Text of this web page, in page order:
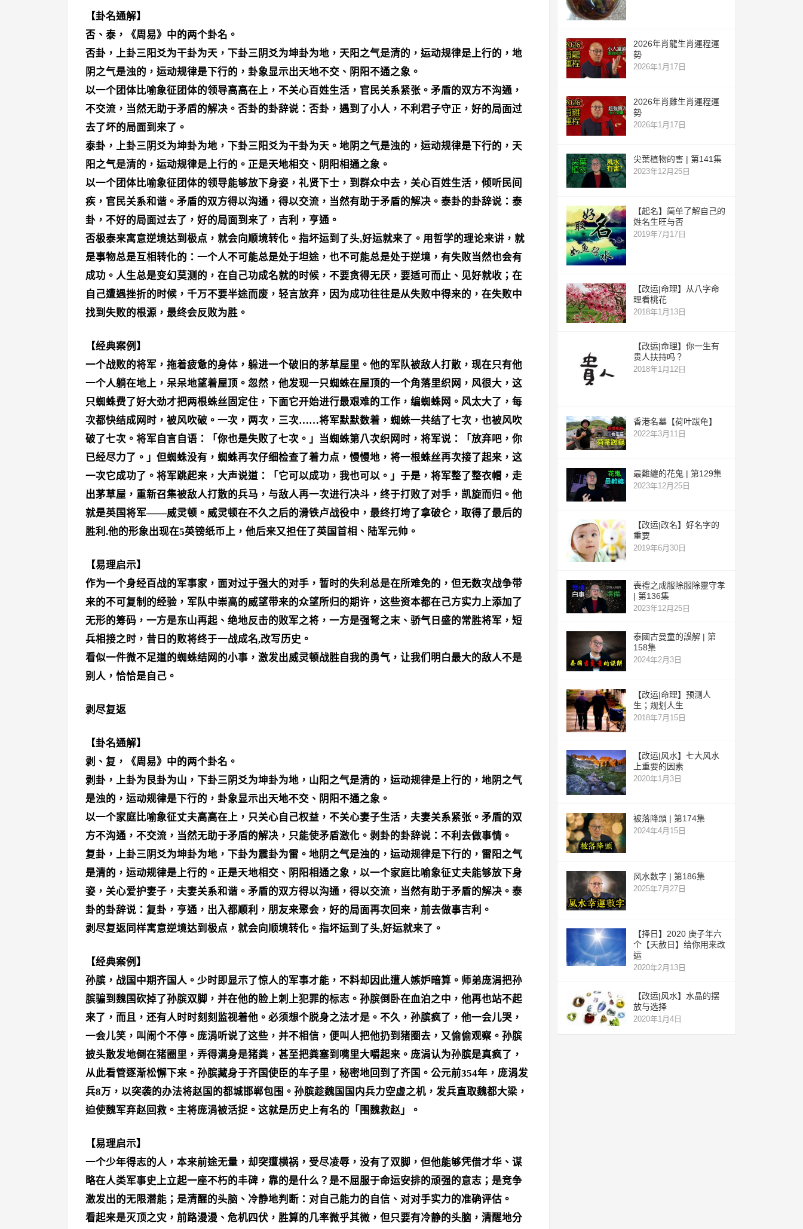
【卦名通解】
否、泰，《周易》中的两个卦名。
否卦，上卦三阳爻为干卦为天，下卦三阴爻为坤卦为地，天阳之气是清的，运动规律是上行的，地
阴之气是浊的，运动规律是下行的，卦象显示出天地不交、阴阳不通之象。
以一个团体比喻象征团体的领导高高在上，不关心百姓生活，官民关系紧张。矛盾的双方不沟通，
不交流，当然无助于矛盾的解决。否卦的卦辞说：否卦，遇到了小人，不利君子守正，好的局面过
去了坏的局面到来了。
泰卦，上卦三阴爻为坤卦为地，下卦三阳爻为干卦为天。地阴之气是浊的，运动规律是下行的，天
阳之气是清的，运动规律是上行的。正是天地相交、阴阳相通之象。
以一个团体比喻象征团体的领导能够放下身姿，礼贤下士，到群众中去，关心百姓生活，倾听民间
疾，官民关系和谐。矛盾的双方得以沟通，得以交流，当然有助于矛盾的解决。泰卦的卦辞说：泰
卦，不好的局面过去了，好的局面到来了，吉利，亨通。
否极泰来寓意逆境达到极点，就会向顺境转化。指坏运到了头,好运就来了。用哲学的理论来讲，就
是事物总是互相转化的：一个人不可能总是处于坦途，也不可能总是处于逆境，有失败当然也会有
成功。人生总是变幻莫测的，在自己功成名就的时候，不要贪得无厌，要适可而止、见好就收；在
自己遭遇挫折的时候，千万不要半途而废，轻言放弃，因为成功往往是从失败中得来的，在失败中
找到失败的根源，最终会反败为胜。
【经典案例】
一个战败的将军，拖着疲惫的身体，躲进一个破旧的茅草屋里。他的军队被敌人打散，现在只有他
一个人躺在地上，呆呆地望着屋顶。忽然，他发现一只蜘蛛在屋顶的一个角落里织网，风很大，这
只蜘蛛费了好大劲才把两根蛛丝固定住，下面它开始进行最艰难的工作，编蜘蛛网。风太大了，每
次都快结成网时，被风吹破。一次，两次，三次……将军默默数着，蜘蛛一共结了七次，也被风吹
破了七次。将军自言自语：「你也是失败了七次。」当蜘蛛第八次织网时，将军说：「放弃吧，你
已经尽力了。」但蜘蛛没有，蜘蛛再次仔细检查了着力点，慢慢地，将一根蛛丝再次接了起来，这
一次它成功了。将军跳起来，大声说道：「它可以成功，我也可以。」于是，将军整了整衣帽，走
出茅草屋，重新召集被敌人打散的兵马，与敌人再一次进行决斗，终于打败了对手，凯旋而归。他
就是英国将军——威灵顿。威灵顿在不久之后的滑铁卢战役中，最终打垮了拿破仑，取得了最后的
胜利.他的形象出现在5英镑纸币上，他后来又担任了英国首相、陆军元帅。
【易理启示】
作为一个身经百战的军事家，面对过于强大的对手，暂时的失利总是在所难免的，但无数次战争带
来的不可复制的经验，军队中崇高的威望带来的众望所归的期许，这些资本都在己方实力上添加了
无形的筹码，一方是东山再起、绝地反击的败军之将，一方是强弩之末、骄气日盛的常胜将军，短
兵相接之时，昔日的败将终于一战成名,改写历史。
看似一件微不足道的蜘蛛结网的小事，激发出威灵顿战胜自我的勇气，让我们明白最大的敌人不是
别人，恰恰是自己。
剥尽复返
【卦名通解】
剥、复，《周易》中的两个卦名。
剥卦，上卦为艮卦为山，下卦三阴爻为坤卦为地，山阳之气是清的，运动规律是上行的，地阴之气
是浊的，运动规律是下行的，卦象显示出天地不交、阴阳不通之象。
以一个家庭比喻象征丈夫高高在上，只关心自己权益，不关心妻子生活，夫妻关系紧张。矛盾的双
方不沟通，不交流，当然无助于矛盾的解决，只能使矛盾激化。剥卦的卦辞说：不利去做事情。
复卦，上卦三阴爻为坤卦为地，下卦为震卦为雷。地阴之气是浊的，运动规律是下行的，雷阳之气
是清的，运动规律是上行的。正是天地相交、阴阳相通之象，以一个家庭比喻象征丈夫能够放下身
姿，关心爱护妻子，夫妻关系和谐。矛盾的双方得以沟通，得以交流，当然有助于矛盾的解决。泰
卦的卦辞说：复卦，亨通，出入都顺利，朋友来聚会，好的局面再次回来，前去做事吉利。
剥尽复返同样寓意逆境达到极点，就会向顺境转化。指坏运到了头,好运就来了。
【经典案例】
孙膑，战国中期齐国人。少时即显示了惊人的军事才能，不料却因此遭人嫉妒暗算。师弟庞涓把孙
膑骗到魏国砍掉了孙膑双脚，并在他的脸上刺上犯罪的标志。孙膑倒卧在血泊之中，他再也站不起
来了，而且，还有人时时刻刻监视着他。必须想个脱身之法才是。不久，孙膑疯了，他一会儿哭，
一会儿笑，叫闹个不停。庞涓听说了这些，并不相信，便叫人把他扔到猪圈去，又偷偷观察。孙膑
披头散发地倒在猪圈里，弄得满身是猪粪，甚至把粪塞到嘴里大嚼起来。庞涓认为孙膑是真疯了，
从此看管逐渐松懈下来。孙膑藏身于齐国使臣的车子里，秘密地回到了齐国。公元前354年，庞涓发
兵8万，以突袭的办法将赵国的都城邯郸包围。孙膑趁魏国国内兵力空虚之机，发兵直取魏都大梁，
迫使魏军弃赵回救。主将庞涓被活捉。这就是历史上有名的「围魏救赵」。
【易理启示】
一个少年得志的人，本来前途无量，却突遭横祸，受尽凌辱，没有了双脚，但他能够凭借才华、谋
略在人类军事史上立起一座不朽的丰碑，靠的是什么？是不屈服于命运安排的顽强的意志；是竞争
激发出的无限潜能；是清醒的头脑、冷静地判断：对自己能力的自信、对对手实力的准确评估。
看起来是灭顶之灾，前路漫漫、危机四伏，胜算的几率微乎其微，但只要有冷静的头脑，清醒地分
2026年肖龍生肖運程運
勢
2026年1月17日
2026年肖雞生肖運程運
勢
2026年1月17日
尖葉植物的害 | 第141集
2023年12月25日
【起名】简单了解自己的
姓名生旺与否
2019年7月17日
【改运|命理】从八字命
理看桃花
2018年1月13日
【改运|命理】你一生有
贵人扶持吗？
2018年1月12日
香港名墓【荷叶跋龟】
2022年3月11日
最難纏的花鬼 | 第129集
2023年12月25日
【改运|改名】好名字的
重要
2019年6月30日
喪禮之成服除服除靈守孝
| 第136集
2023年12月25日
泰國古曼童的誤解 | 第
158集
2024年2月3日
【改运|命理】预测人
生；规划人生
2018年7月15日
【改运|风水】七大风水
上重要的因素
2020年1月3日
被落降頭 | 第174集
2024年4月15日
风水数字 | 第186集
2025年7月27日
【择日】2020 庚子年六
个【天赦日】给你用来改
运
2020年2月13日
【改运|风水】水晶的摆
放与选择
2020年1月4日